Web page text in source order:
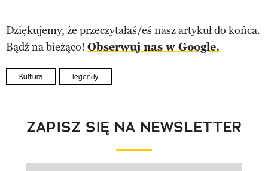
Dziękujemy, że przeczytałaś/eś nasz artykuł do końca.
Bądź na bieżąco! Obserwuj nas w Google.
Kultura legendy
ZAPISZ SIĘ NA NEWSLETTER